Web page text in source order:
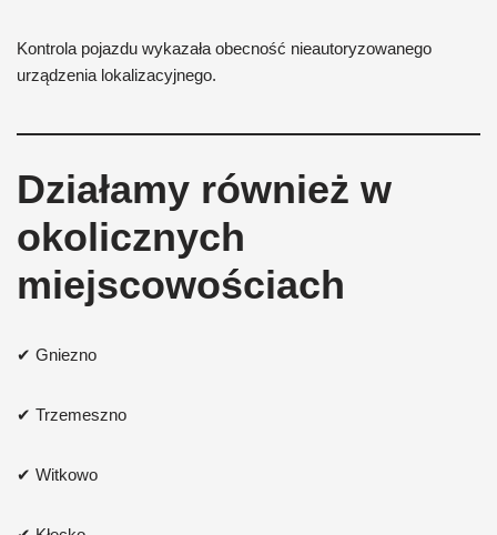
Kontrola pojazdu wykazała obecność nieautoryzowanego
urządzenia lokalizacyjnego.
Działamy również w
okolicznych
miejscowościach
✔ Gniezno
✔ Trzemeszno
✔ Witkowo